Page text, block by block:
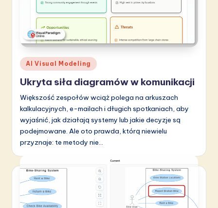
Posted
in
AI Visual Modeling
Ukryta siła diagramów w komunikacji
Większość zespołów wciąż polega na arkuszach
kalkulacyjnych, e-mailach i długich spotkaniach, aby
wyjaśnić, jak działają systemy lub jakie decyzje są
podejmowane. Ale oto prawda, którą niewielu
przyznaje: te metody nie…